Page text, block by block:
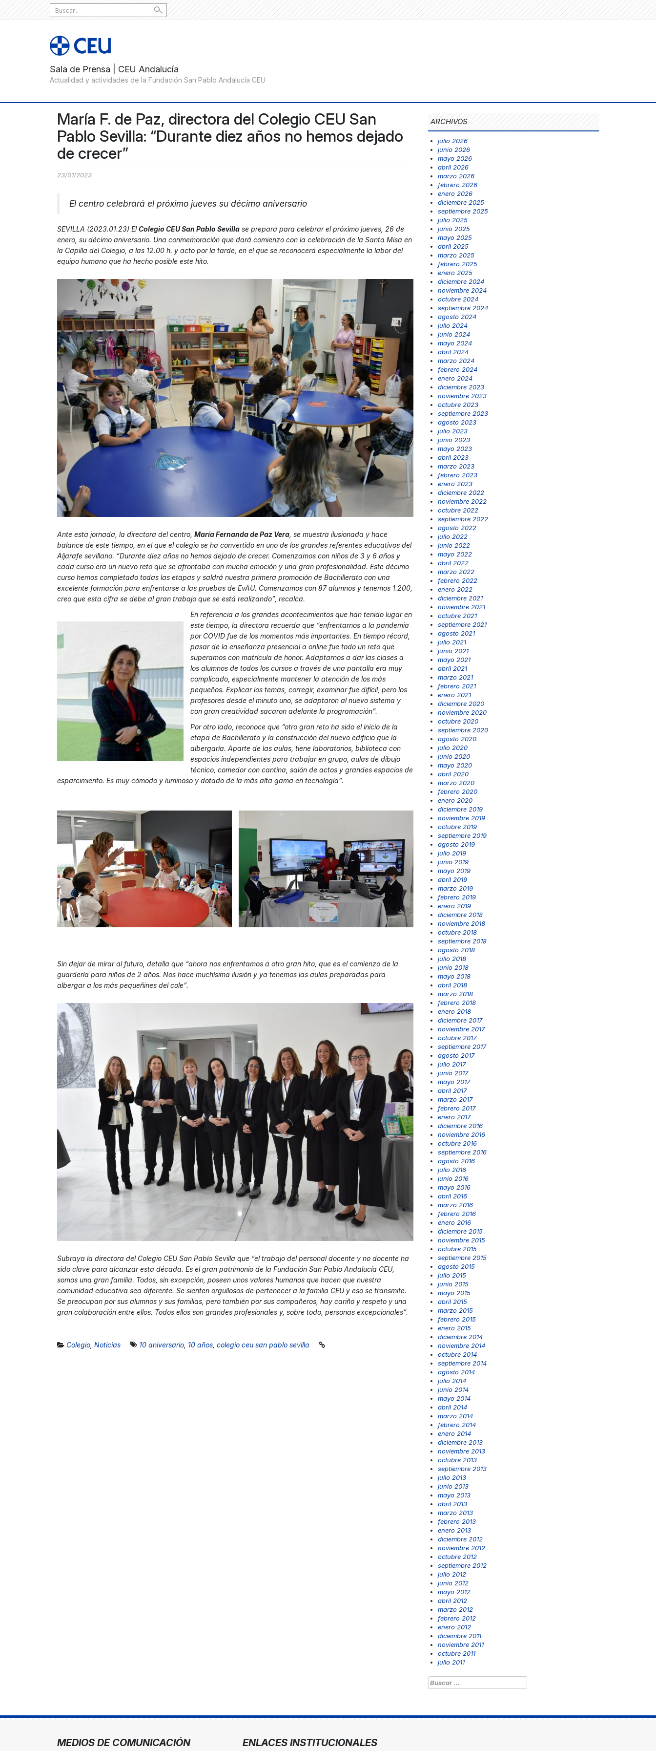
Search
for:
María F. de Paz, directora del Colegio CEU San
Pablo Sevilla: “Durante diez años no hemos dejado
de crecer”
23/01/2023
El centro celebrará el próximo jueves su décimo aniversario
SEVILLA (2023.01.23) ElColegio CEU San Pablo Sevilla se prepara para celebrar el próximo jueves, 26 de
enero, su décimo aniversario. Una conmemoración que dará comienzo con la celebración de la Santa Misa en
la Capilla del Colegio, a las 12.00 h. y acto por la tarde, en el que se reconocerá especialmente la labor del
equipo humano que ha hecho posible este hito.
Ante esta jornada, la directora del centro, María Fernanda de Paz Vera , se muestra ilusionada y hace
balance de este tiempo, en el que el colegio se ha convertido en uno de los grandes referentes educativos del
Aljarafe sevillano. “Durante diez años no hemos dejado de crecer. Comenzamos con niños de 3 y 6 años y
cada curso era un nuevo reto que se afrontaba con mucha emoción y una gran profesionalidad. Este décimo
curso hemos completado todas las etapas y saldrá nuestra primera promoción de Bachillerato con una
excelente formación para enfrentarse a las pruebas de EvAU. Comenzamos con 87 alumnos y tenemos 1.200,
creo que esta cifra se debe al gran trabajo que se está realizando”, recalca.
En referencia a los grandes acontecimientos que han tenido lugar en
este tiempo, la directora recuerda que “enfrentarnos a la pandemia
por COVID fue de los momentos más importantes. En tiempo récord,
pasar de la enseñanza presencial a online fue todo un reto que
superamos con matrícula de honor. Adaptarnos a dar las clases a
los alumnos de todos los cursos a través de una pantalla era muy
complicado, especialmente mantener la atención de los más
pequeños. Explicar los temas, corregir, examinar fue difícil, pero los
profesores desde el minuto uno, se adaptaron al nuevo sistema y
con gran creatividad sacaron adelante la programación”.
Por otro lado, reconoce que “otro gran reto ha sido el inicio de la
etapa de Bachillerato y la construcción del nuevo edificio que la
albergaría. Aparte de las aulas, tiene laboratorios, biblioteca con
espacios independientes para trabajar en grupo, aulas de dibujo
técnico, comedor con cantina, salón de actos y grandes espacios de
esparcimiento. Es muy cómodo y luminoso y dotado de la más alta gama en tecnología”.
Sin dejar de mirar al futuro, detalla que “ahora nos enfrentamos a otro gran hito, que es el comienzo de la
guardería para niños de 2 años. Nos hace muchísima ilusión y ya tenemos las aulas preparadas para
albergar a los más pequeñines del cole”.
Subraya la directora del Colegio CEU San Pablo Sevilla que “el trabajo del personal docente y no docente ha
sido clave para alcanzar esta década. Es el gran patrimonio de la Fundación San Pablo Andalucía CEU,
somos una gran familia. Todos, sin excepción, poseen unos valores humanos que hacen que nuestra
comunidad educativa sea diferente. Se sienten orgullosos de pertenecer a la familia CEU y eso se transmite.
Se preocupan por sus alumnos y sus familias, pero también por sus compañeros, hay cariño y respeto y una
gran colaboración entre ellos. Todos ellos son grandes profesionales y, sobre todo, personas excepcionales”.
Colegio Noticias 10 aniversario 10 años colegio ceu san pablo sevilla
ARCHIVOS
julio 2026
junio 2026
mayo 2026
abril 2026
marzo 2026
febrero 2026
enero 2026
diciembre 2025
septiembre 2025
julio 2025
junio 2025
mayo 2025
abril 2025
marzo 2025
febrero 2025
enero 2025
diciembre 2024
noviembre 2024
octubre 2024
septiembre 2024
agosto 2024
julio 2024
junio 2024
mayo 2024
abril 2024
marzo 2024
febrero 2024
enero 2024
diciembre 2023
noviembre 2023
octubre 2023
septiembre 2023
agosto 2023
julio 2023
junio 2023
mayo 2023
abril 2023
marzo 2023
febrero 2023
enero 2023
diciembre 2022
noviembre 2022
octubre 2022
septiembre 2022
agosto 2022
julio 2022
junio 2022
mayo 2022
abril 2022
marzo 2022
febrero 2022
enero 2022
diciembre 2021
noviembre 2021
octubre 2021
septiembre 2021
agosto 2021
julio 2021
junio 2021
mayo 2021
abril 2021
marzo 2021
febrero 2021
enero 2021
diciembre 2020
noviembre 2020
octubre 2020
septiembre 2020
agosto 2020
julio 2020
junio 2020
mayo 2020
abril 2020
marzo 2020
febrero 2020
enero 2020
diciembre 2019
noviembre 2019
octubre 2019
septiembre 2019
agosto 2019
julio 2019
junio 2019
mayo 2019
abril 2019
marzo 2019
febrero 2019
enero 2019
diciembre 2018
noviembre 2018
octubre 2018
septiembre 2018
agosto 2018
julio 2018
junio 2018
mayo 2018
abril 2018
marzo 2018
febrero 2018
enero 2018
diciembre 2017
noviembre 2017
octubre 2017
septiembre 2017
agosto 2017
julio 2017
junio 2017
mayo 2017
abril 2017
marzo 2017
febrero 2017
enero 2017
diciembre 2016
noviembre 2016
octubre 2016
septiembre 2016
agosto 2016
julio 2016
junio 2016
mayo 2016
abril 2016
marzo 2016
febrero 2016
enero 2016
diciembre 2015
noviembre 2015
octubre 2015
septiembre 2015
agosto 2015
julio 2015
junio 2015
mayo 2015
abril 2015
marzo 2015
febrero 2015
enero 2015
diciembre 2014
noviembre 2014
octubre 2014
septiembre 2014
agosto 2014
julio 2014
junio 2014
mayo 2014
abril 2014
marzo 2014
febrero 2014
enero 2014
diciembre 2013
noviembre 2013
octubre 2013
septiembre 2013
julio 2013
junio 2013
mayo 2013
abril 2013
marzo 2013
febrero 2013
enero 2013
diciembre 2012
noviembre 2012
octubre 2012
septiembre 2012
julio 2012
junio 2012
mayo 2012
abril 2012
marzo 2012
febrero 2012
enero 2012
diciembre 2011
noviembre 2011
octubre 2011
julio 2011
Buscar:
MEDIOS DE COMUNICACIÓN ENLACES INSTITUCIONALES